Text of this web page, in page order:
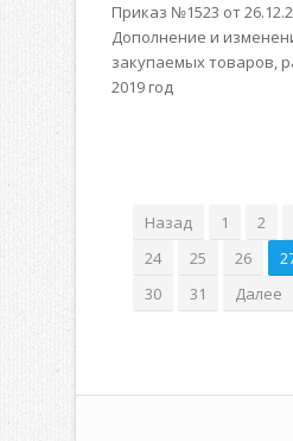
Приказ №1523 от
Дополнение и
закупаемых товаров,
2019 год
Назад 1 2
24
25 26
30
31 Далее